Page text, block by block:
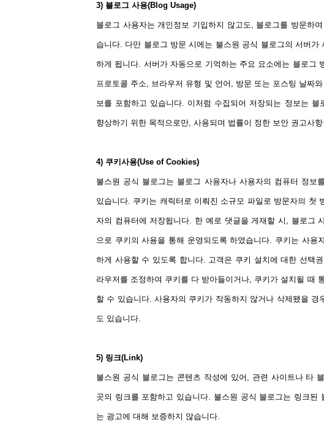
3) 블로그 사용(Blog Usage)
블로그 사용자는 개인정보 기입하지 않고도, 블로그를 방문하
습니다. 다만 블로그 방문 시에는 불스원 공식 블로그의 서버
하게 됩니다. 서버가 자동으로 기억하는 주요 요소에는 블로그
프로토콜 주소, 브라우저 유형 및 언어, 방문 또는 포스팅 날짜
보를 포함하고 있습니다. 이처럼 수집되어 저장되는 정보는
향상하기 위한 목적으로만, 사용되며 법률이 정한 보안 권고사
4) 쿠키사용(Use of Cookies)
불스원 공식 블로그는 블로그 사용자나 사용자의 컴퓨터 정보
있습니다. 쿠키는 캐릭터로 이뤄진 소규모 파일로 방문자의 첫
자의 컴퓨터에 저장됩니다. 한 예로 댓글을 게재할 시, 블로그
으로 쿠키의 사용을 통해 운영되도록 하였습니다. 쿠키는 사용
하게 사용할 수 있도록 합니다. 고객은 쿠키 설치에 대한 선택
라우저를 조정하여 쿠키를 다 받아들이거나, 쿠키가 설치될 때
할 수 있습니다. 사용자의 쿠키가 작동하지 않거나 삭제됐을
도 있습니다.
5) 링크(Link)
불스원 공식 블로그는 콘텐츠 작성에 있어, 관련 사이트나 타
곳의 링크를 포함하고 있습니다. 불스원 공식 블로그는 링크
는 광고에 대해 보증하지 않습니다.